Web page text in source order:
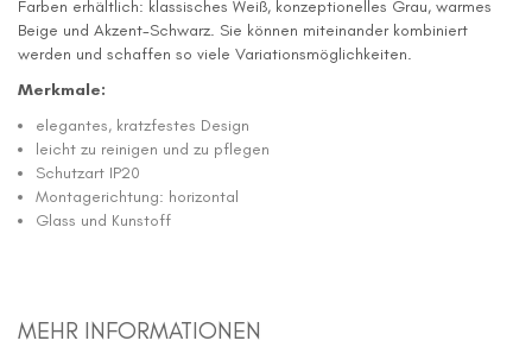
Farben erhältlich: klassisches Weiß, konzeptionelles Grau, warmes
Beige und Akzent-Schwarz. Sie können miteinander kombiniert
werden und schaffen so viele Variationsmöglichkeiten.
Merkmale:
elegantes, kratzfestes Design
leicht zu reinigen und zu pflegen
Schutzart IP20
Montagerichtung: horizontal
Glass und Kunstoff
MEHR INFORMATIONEN